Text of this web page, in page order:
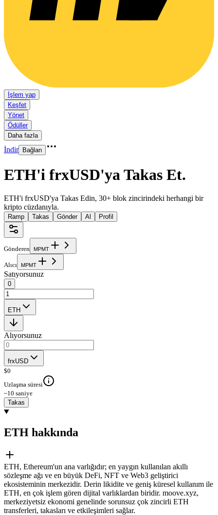
İşlem yap
Keşfet
Yönet
Ödüller
Daha fazla
İndir Bağlan
ETH'i frxUSD'ya Takas Et.
ETH'i frxUSD'ya Takas Edin, 30+ blok zincirindeki herhangi bir
kripto cüzdanıyla.
Ramp Takas Gönder Al Profil
Gönderen MPMT
Alıcı MPMT
Satıyorsunuz
0
ETH
Alıyorsunuz
frxUSD
$0
Uzlaşma süresi
~10 saniye
Takas
ETH hakkında
ETH, Ethereum'un ana varlığıdır; en yaygın kullanılan akıllı
sözleşme ağı ve en büyük DeFi, NFT ve Web3 geliştirici
ekosisteminin merkezidir. Derin likidite ve geniş küresel kullanım ile
ETH, en çok işlem gören dijital varlıklardan biridir. moove.xyz,
merkeziyetsiz ekonomi genelinde sorunsuz çok zincirli ETH
transferleri, takasları ve etkileşimleri sağlar.